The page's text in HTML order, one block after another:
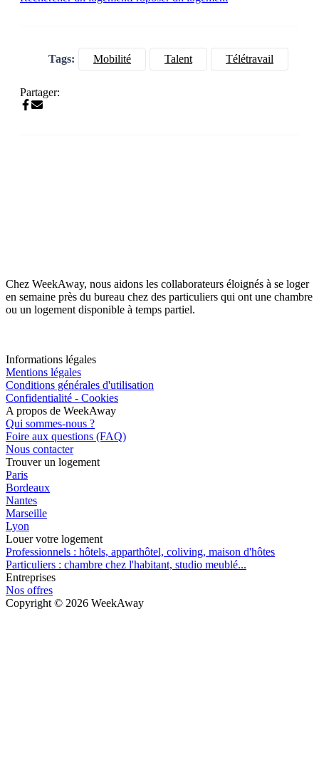
Tags: Mobilité Talent Télétravail
Partager:
Chez WeekAway, nous aidons les collaborateurs éloignés à se loger
en semaine près du bureau chez des particuliers qui ont une chambre
ou un logement disponible à temps partiel.
Informations légales
Mentions légales
Conditions générales d'utilisation
Confidentialité - Cookies
A propos de WeekAway
Qui sommes-nous ?
Foire aux questions (FAQ)
Nous contacter
Trouver un logement
Paris
Bordeaux
Nantes
Marseille
Lyon
Louer votre logement
Professionnels : hôtels, apparthôtel, coliving, maison d'hôtes
Particuliers : chambre chez l'habitant, studio meublé...
Entreprises
Nos offres
Copyright © 2026 WeekAway